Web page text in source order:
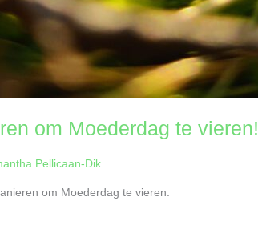
om Moederdag te vieren!
Pellicaan-Dik
om Moederdag te vieren.